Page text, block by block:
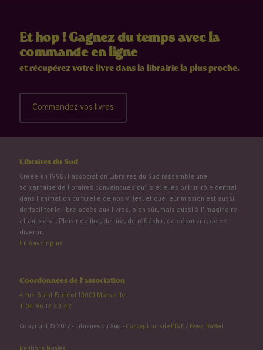
Et hop ! Gagnez du temps avec la
commande en ligne
et récupérez votre livre dans la librairie la plus proche.
Commandez vos livres
Libraires du Sud
Créée en 1998, l'association Libraires du Sud rassemble une
soixantaine de libraires convaincu.e.s qu’ils et elles ont un rôle central
dans l'animation culturelle de nos villes, et que leur mission est aussi
de faciliter le libre accès aux livres, bien sûr, mais aussi à l'imaginaire
et au plaisir. Plaisir de lire, de rire, de réfléchir, de découvrir, de se
divertir...
En savoir plus
Coordonnées de l'association
4 rue Saint Ferréol 13001 Marseille
T. 04 96 12 43 42
Copyright © 2017 - Libraires du Sud - Conception site LIGE/ Fewzi Raffed